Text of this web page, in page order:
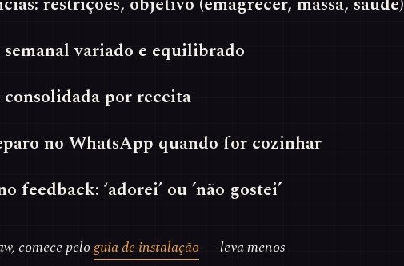
variado e equilibrado
consolidada por receita
no WhatsApp quando for cozinhar
feedback: ‘adorei’ ou ’não gostei’
comece peloguia de instalação— leva menos